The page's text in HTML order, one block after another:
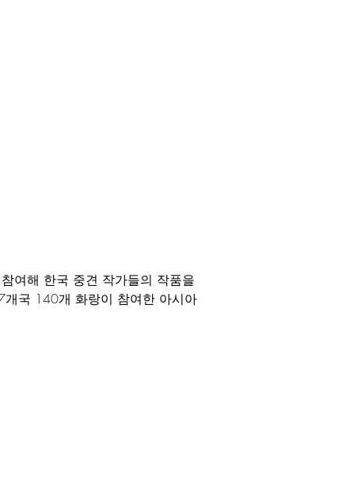
여해 한국 중견 작가들의 작품을
국 140개 화랑이 참여한 아시아